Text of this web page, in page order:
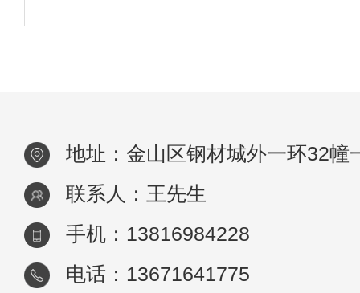
都
越受到人们的青睐。尤其是在金山区这一国
地址：金山区钢材城外一环32幢
联系人：王先生
手机：13816984228
电话：13671641775